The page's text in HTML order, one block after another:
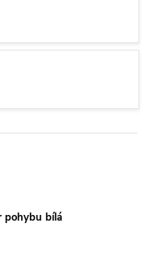
pohybu bílá